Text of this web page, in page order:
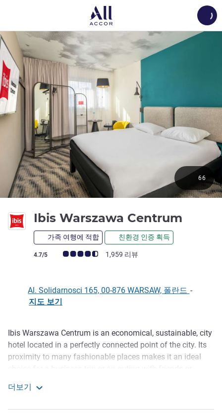
Ibis Warszawa Centrum
가족 여행에 적합 친환경 인증 획득
고객 평점 (ALL 평가)
4.7/5 1,959 리뷰
66
Al. Solidarnosci 165, 00-876 WARSAW, 폴란드 -
지도 보기
호텔설명
Ibis Warszawa Centrum is an economical, sustainable, city
hotel located in a perfectly connected point of the city. Its
proximity to many fashionable places makes it an ideal
We offer 3 types of modern and comfortable rooms
더보기